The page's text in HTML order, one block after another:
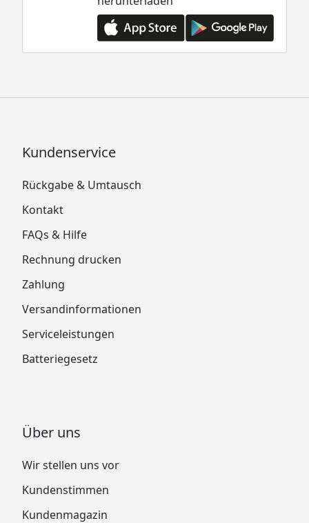
Kundenservice
Rückgabe & Umtausch
Kontakt
FAQs & Hilfe
Rechnung drucken
Zahlung
Versandinformationen
Serviceleistungen
Batteriegesetz
Über uns
Wir stellen uns vor
Kundenstimmen
Kundenmagazin